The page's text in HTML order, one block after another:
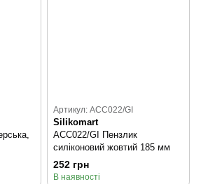
Артикул: ACC022/GI
Silikomart
ACC022/GI Пензлик
силіконовий жовтий 185 мм
252 грн
В наявності